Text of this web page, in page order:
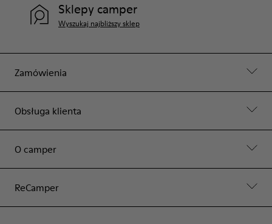
Zamówienia
Obsługa klienta
O camper
ReCamper
Sklepy camper
Wyszukaj najbliższy sklep